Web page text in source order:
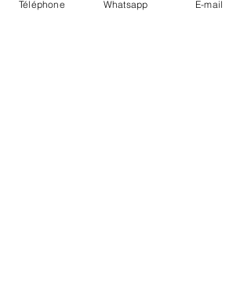
Téléphone Whatsapp E-mail